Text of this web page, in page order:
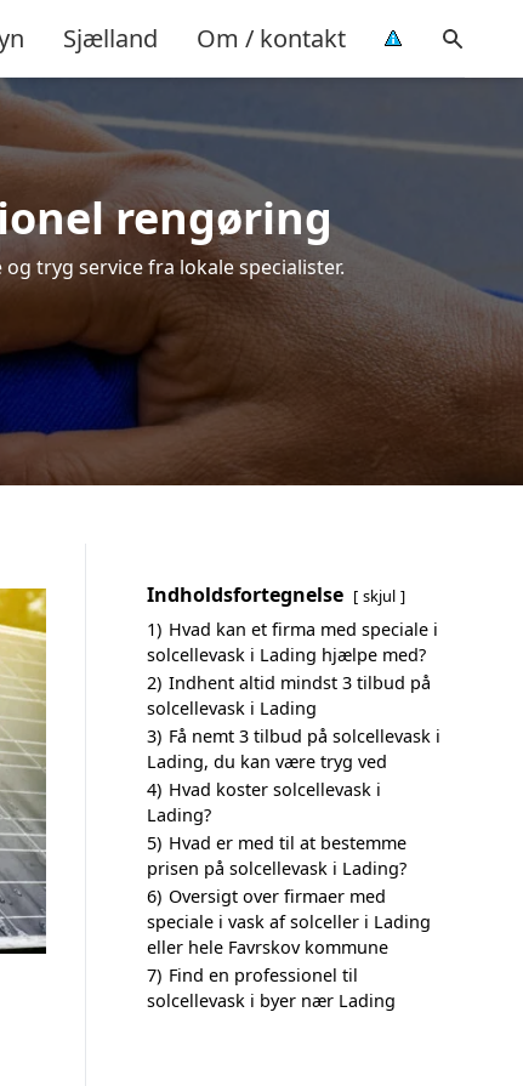
Sjælland Om / kontakt
rengøring
tryg service fra lokale specialister.
Indholdsfortegnelse skjul
1) Hvad kan et firma med speciale i
solcellevask i Lading hjælpe med?
2) Indhent altid mindst 3 tilbud på
solcellevask i Lading
3) Få nemt 3 tilbud på solcellevask i
Lading, du kan være tryg ved
4) Hvad koster solcellevask i
Lading?
5) Hvad er med til at bestemme
prisen på solcellevask i Lading?
6) Oversigt over firmaer med
speciale i vask af solceller i Lading
eller hele Favrskov kommune
7) Find en professionel til
solcellevask i byer nær Lading